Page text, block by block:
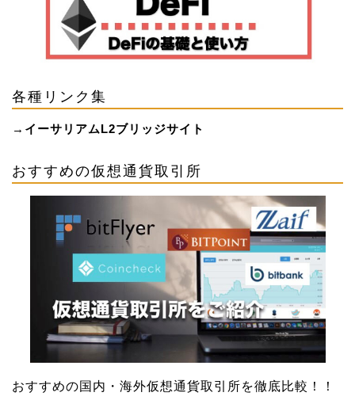
各種リンク集
→ イーサリアムL2ブリッジサイト
おすすめの仮想通貨取引所
おすすめの国内・海外仮想通貨取引所を徹底比較！！